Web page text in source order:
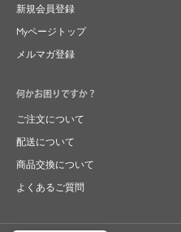
新規会員登録
Myページトップ
メルマガ登録
何かお困りですか？
ご注文について
配送について
商品交換について
よくあるご質問